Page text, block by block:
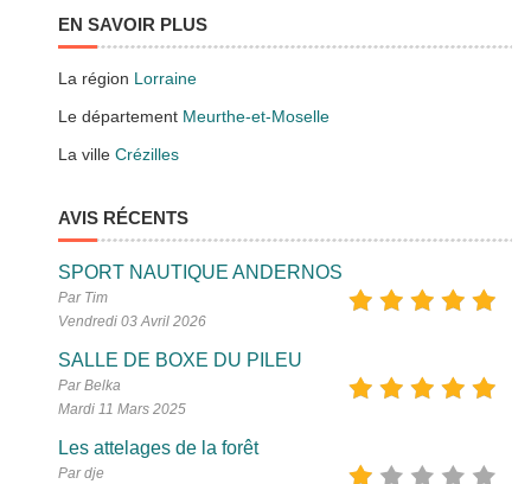
EN SAVOIR PLUS
La région Lorraine
Le département Meurthe-et-Moselle
La villeCrézilles
AVIS RÉCENTS
SPORT NAUTIQUE ANDERNOS
Par Tim
Vendredi 03 Avril 2026
SALLE DE BOXE DU PILEU
Par Belka
Mardi 11 Mars 2025
Les attelages de la forêt
Par dje